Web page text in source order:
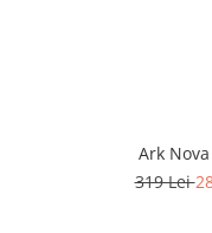
Ark Nova
319 Lei